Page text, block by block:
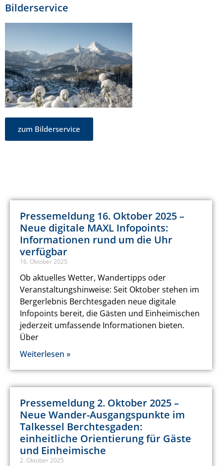
Bilderservice
zum Bilderservice
Pressemeldung 16. Oktober 2025 –
Neue digitale MAXL Infopoints:
Informationen rund um die Uhr
verfügbar
16. Oktober 2025
Ob aktuelles Wetter, Wandertipps oder
Veranstaltungshinweise: Seit Oktober stehen im
Bergerlebnis Berchtesgaden neue digitale
Infopoints bereit, die Gästen und Einheimischen
jederzeit umfassende Informationen bieten.
Über
Weiterlesen »
Pressemeldung 2. Oktober 2025 –
Neue Wander-Ausgangspunkte im
Talkessel Berchtesgaden:
einheitliche Orientierung für Gäste
und Einheimische
2. Oktober 2025